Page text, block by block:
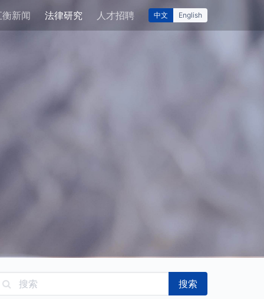
衡新闻 法律研究 人才招聘 中文 English
搜索